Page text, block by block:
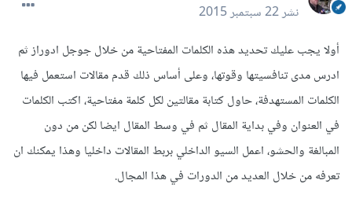
نشر22 سبتمبر 2015
أولا يجب عليك تحديد هذه الكلمات المفتاحية من خلال جوجل ادوراز ثم
ادرس مدى تنافسيتها وقوتها، وعلى أساس ذلك قدم مقالات استعمل فيها
الكلمات المستهدفة، حاول كتابة مقالتين لكل كلمة مفتاحية، اكتب الكلمات
في العنوان وفي بداية المقال ثم في وسط المقال ايضا لكن من دون
المبالغة والحشو، اعمل السيو الداخلي بربط المقالات داخليا وهذا يمكنك ان
تعرفه من خلال العديد من الدورات في هذا المجال.